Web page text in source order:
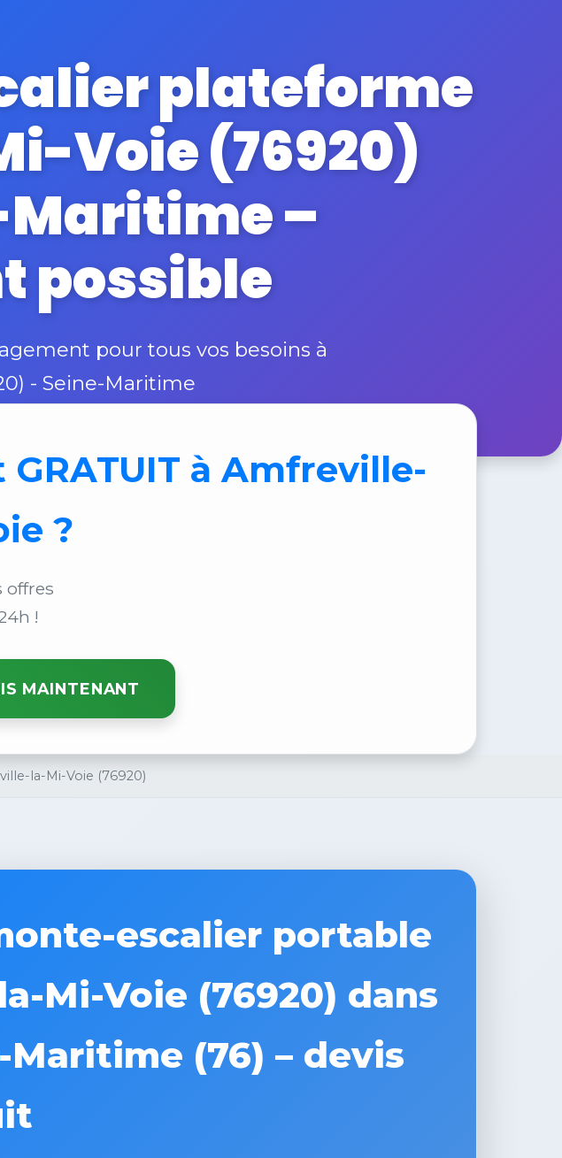
plateforme
Voie (76920)
Maritime –
possible
pour tous vos besoins à
- Seine-Maritime
à Amfreville-
?
offres
!
MAINTENANT
la-Mi-Voie (76920)
escalier portable
Mi-Voie (76920) dans
(76) – devis